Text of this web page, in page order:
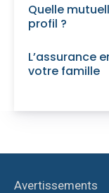
Quelle
profil ?
L’assurance
votre famille
Avertissements